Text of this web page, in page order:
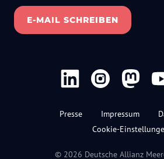
E-MAIL SCHREIBEN
Presse Impressum
Cookie-
© 2026 Deutsche Allianz